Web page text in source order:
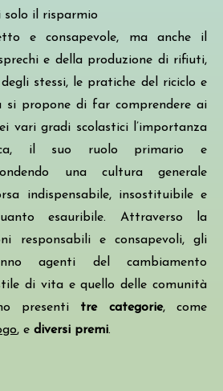
solo il risparmio
e consapevole, ma anche il
e della produzione di rifiuti,
stessi, le pratiche del riciclo e
si propone di far comprendere ai
vari gradi scolastici l’importanza
il suo ruolo primario e
una cultura generale
indispensabile, insostituibile e
esauribile. Attraverso la
responsabili e consapevoli, gli
agenti del cambiamento
di vita e quello delle comunità
presenti tre categorie, come
, e diversi premi.